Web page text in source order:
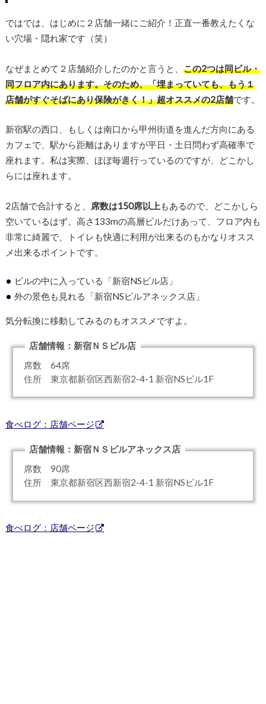
ではでは、はじめに２店舗一緒にご紹介！正直一番教えたくな
い穴場・隠れ家です（笑）
なぜまとめて２店舗紹介したのかと言うと、 この2つは同ビル・
同フロア内にあります。そのため、「埋まっていても、もう１
店舗がすぐそばにあり保険がきく！」超オススメの2店舗です。
新宿駅の西口、もしくは南口から甲州街道を進んだ方向にある
カフェで、駅から距離はありますが平日・土日問わず高確率で
座れます。私は実際、ほぼ毎週行っているのですが、どこかし
らには座れます。
2店舗で合計すると、 席数は150席以上 もあるので、どこかしら
空いているはず。高さ133mの高層ビルだけあって、フロア内も
非常に綺麗で、トイレも快適に利用が出来るのもかなりオスス
メ出来るポイントです。
ビルの中に入っている「新宿NSビル店」
外の景色も見れる「新宿NSビルアネックス店」
気分転換に移動してみるのもオススメですよ。
店舗情報：新宿ＮＳビル店
席数 64席
住所 東京都新宿区西新宿2-4-1 新宿NSビル1F
食べログ：店舗ページ
店舗情報：新宿ＮＳビルアネックス店
席数 90席
住所 東京都新宿区西新宿2-4-1 新宿NSビル1F
食べログ：店舗ページ